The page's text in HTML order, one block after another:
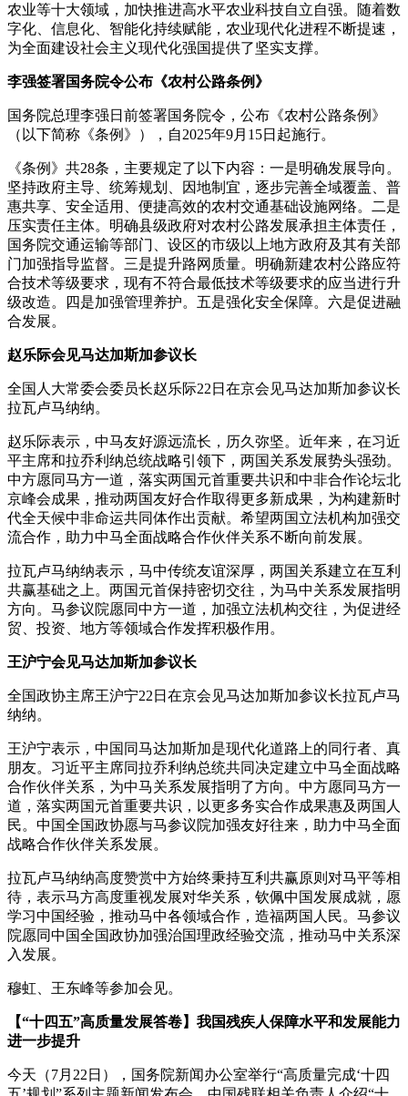
农业等十大领域，加快推进高水平农业科技自立自强。随着数
字化、信息化、智能化持续赋能，农业现代化进程不断提速，
为全面建设社会主义现代化强国提供了坚实支撑。
李强签署国务院令公布《农村公路条例》
国务院总理李强日前签署国务院令，公布《农村公路条例》
（以下简称《条例》），自2025年9月15日起施行。
《条例》共28条，主要规定了以下内容：一是明确发展导向。
坚持政府主导、统筹规划、因地制宜，逐步完善全域覆盖、普
惠共享、安全适用、便捷高效的农村交通基础设施网络。二是
压实责任主体。明确县级政府对农村公路发展承担主体责任，
国务院交通运输等部门、设区的市级以上地方政府及其有关部
门加强指导监督。三是提升路网质量。明确新建农村公路应符
合技术等级要求，现有不符合最低技术等级要求的应当进行升
级改造。四是加强管理养护。五是强化安全保障。六是促进融
合发展。
赵乐际会见马达加斯加参议长
全国人大常委会委员长赵乐际22日在京会见马达加斯加参议长
拉瓦卢马纳纳。
赵乐际表示，中马友好源远流长，历久弥坚。近年来，在习近
平主席和拉乔利纳总统战略引领下，两国关系发展势头强劲。
中方愿同马方一道，落实两国元首重要共识和中非合作论坛北
京峰会成果，推动两国友好合作取得更多新成果，为构建新时
代全天候中非命运共同体作出贡献。希望两国立法机构加强交
流合作，助力中马全面战略合作伙伴关系不断向前发展。
拉瓦卢马纳纳表示，马中传统友谊深厚，两国关系建立在互利
共赢基础之上。两国元首保持密切交往，为马中关系发展指明
方向。马参议院愿同中方一道，加强立法机构交往，为促进经
贸、投资、地方等领域合作发挥积极作用。
王沪宁会见马达加斯加参议长
全国政协主席王沪宁22日在京会见马达加斯加参议长拉瓦卢马
纳纳。
王沪宁表示，中国同马达加斯加是现代化道路上的同行者、真
朋友。习近平主席同拉乔利纳总统共同决定建立中马全面战略
合作伙伴关系，为中马关系发展指明了方向。中方愿同马方一
道，落实两国元首重要共识，以更多务实合作成果惠及两国人
民。中国全国政协愿与马参议院加强友好往来，助力中马全面
战略合作伙伴关系发展。
拉瓦卢马纳纳高度赞赏中方始终秉持互利共赢原则对马平等相
待，表示马方高度重视发展对华关系，钦佩中国发展成就，愿
学习中国经验，推动马中各领域合作，造福两国人民。马参议
院愿同中国全国政协加强治国理政经验交流，推动马中关系深
入发展。
穆虹、王东峰等参加会见。
【“十四五”高质量发展答卷】我国残疾人保障水平和发展能力
进一步提升
今天（7月22日），国务院新闻办公室举行“高质量完成‘十四